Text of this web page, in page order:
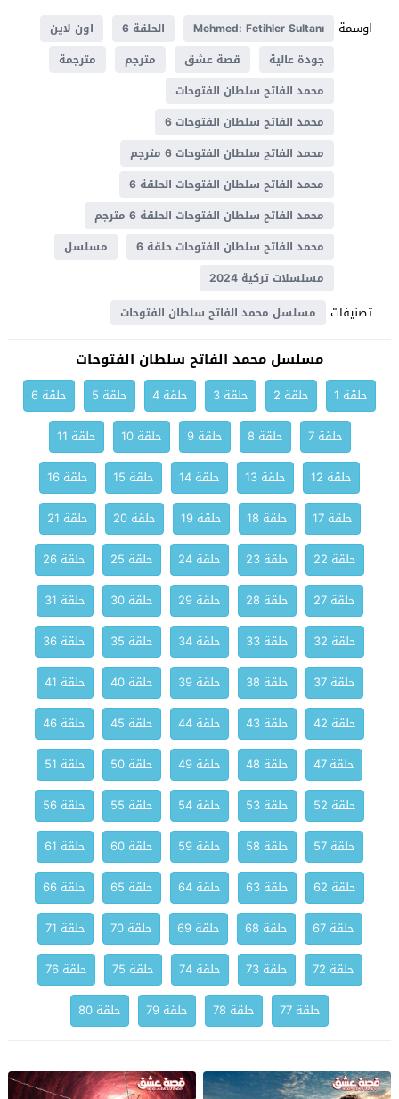
اوسمة
Mehmed: Fetihler Sultanı الحلقة 6
اون لاين
جودة عالية
قصة عشق مترجم
مترجمة
محمد الفاتح سلطان الفتوحات
محمد الفاتح سلطان الفتوحات 6
محمد الفاتح سلطان الفتوحات 6 مترجم
محمد الفاتح سلطان الفتوحات الحلقة 6
محمد الفاتح سلطان الفتوحات الحلقة 6 مترجم
محمد الفاتح سلطان الفتوحات حلقة 6
مسلسل
مسلسلات تركية 2024
تصنيفات مسلسل محمد الفاتح سلطان الفتوحات
مسلسل محمد الفاتح سلطان الفتوحات
حلقة 1 حلقة 2 حلقة 3 حلقة 4 حلقة 5
حلقة 6
حلقة 7
حلقة 8 حلقة 9 حلقة 10
حلقة 11
حلقة 12
حلقة 13 حلقة 14 حلقة 15
حلقة 16
حلقة 17
حلقة 18 حلقة 19 حلقة 20
حلقة 21
حلقة 22
حلقة 23 حلقة 24 حلقة 25
حلقة 26
حلقة 27
حلقة 28 حلقة 29 حلقة 30
حلقة 31
حلقة 32
حلقة 33 حلقة 34 حلقة 35
حلقة 36
حلقة 37
حلقة 38 حلقة 39 حلقة 40
حلقة 41
حلقة 42
حلقة 43 حلقة 44 حلقة 45
حلقة 46
حلقة 47
حلقة 48 حلقة 49 حلقة 50
حلقة 51
حلقة 52
حلقة 53 حلقة 54 حلقة 55
حلقة 56
حلقة 57
حلقة 58 حلقة 59 حلقة 60
حلقة 61
حلقة 62
حلقة 63 حلقة 64 حلقة 65
حلقة 66
حلقة 67
حلقة 68 حلقة 69 حلقة 70
حلقة 71
حلقة 72
حلقة 73 حلقة 74 حلقة 75
حلقة 76
حلقة 77
حلقة 78 حلقة 79 حلقة 80